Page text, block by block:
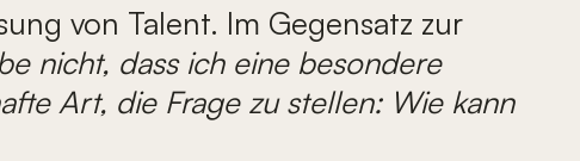
von Talent. Im Gegensatz zur
nicht, dass ich eine besondere
Art, die Frage zu stellen: Wie kann